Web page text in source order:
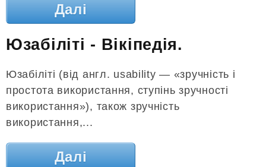
Далі
Юзабіліті - Вікіпедія.
Юзабіліті (від англ. usability — «зручність і
простота використання, ступінь зручності
використання»), також зручність
використання,...
Далі